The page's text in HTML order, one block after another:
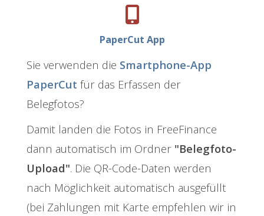
PaperCut App
Sie verwenden die Smartphone-App
PaperCut für das Erfassen der
Belegfotos?
Damit landen die Fotos in FreeFinance
dann automatisch im Ordner "Belegfoto-
Upload". Die QR-Code-Daten werden
nach Möglichkeit automatisch ausgefüllt
(bei Zahlungen mit Karte empfehlen wir in